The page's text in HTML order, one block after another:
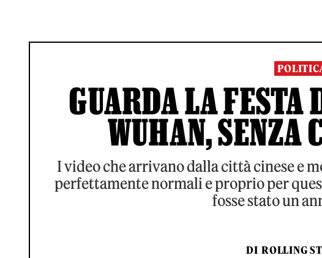
GUARDA LA FESTA
WUHAN, SENZA
I video che arrivano dalla città cinese e
perfettamente normali e proprio per
fosse stato un
DI ROLLING